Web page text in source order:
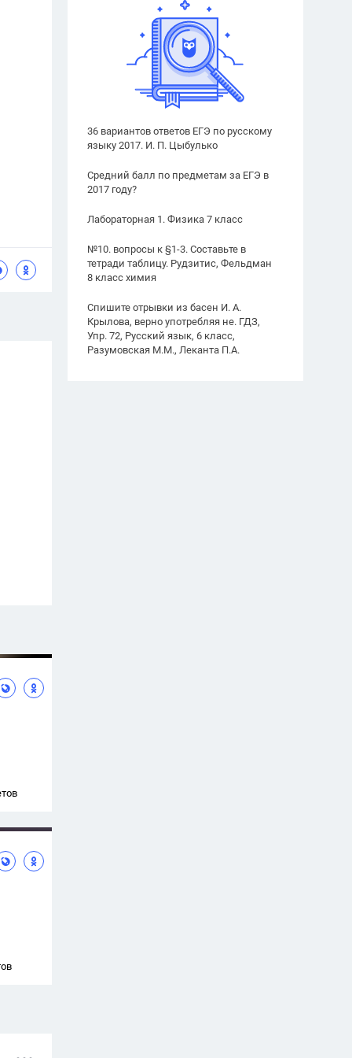
36 вариантов ответов ЕГЭ по русскому
языку 2017. И. П. Цыбулько
Средний балл по предметам за ЕГЭ в
2017 году?
Лабораторная 1. Физика 7 класс
№10. вопросы к §1-3. Составьте в
тетради таблицу. Рудзитис, Фельдман
8 класс химия
Спишите отрывки из басен И. А.
Крылова, верно употребляя не. ГДЗ,
Упр. 72, Русский язык, 6 класс,
Разумовская М.М., Леканта П.А.